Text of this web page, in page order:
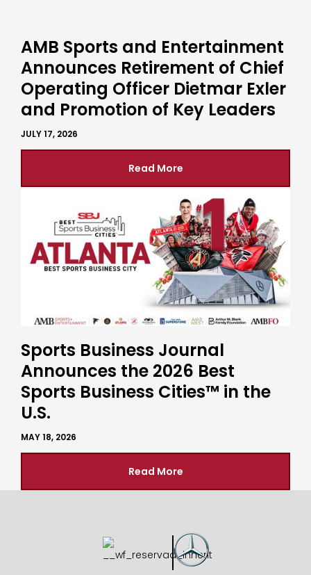
AMB Sports and Entertainment
Announces Retirement of Chief
Operating Officer Dietmar Exler
and Promotion of Key Leaders
JULY 17, 2026
Read More
Sports Business Journal
Announces the 2026 Best
Sports Business Cities™ in the
U.S.
MAY 18, 2026
Read More